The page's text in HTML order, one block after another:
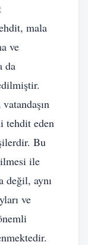
mala
ve
da
tehdit eden
Bu
ile
değil, aynı
ve